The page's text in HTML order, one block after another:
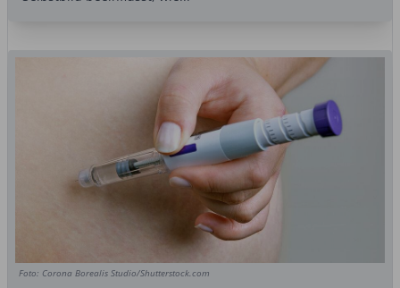
Foto: Corona Borealis Studio/Shutterstock.com